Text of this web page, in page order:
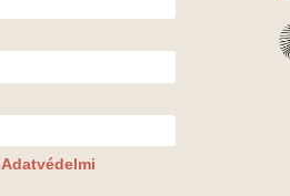
Adatvédelmi